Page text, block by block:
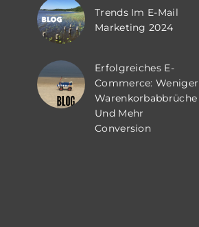
Trends Im E-Mail
Marketing 2024
Erfolgreiches E-
Commerce: Weniger
Warenkorbabbrüche
Und Mehr
Conversion